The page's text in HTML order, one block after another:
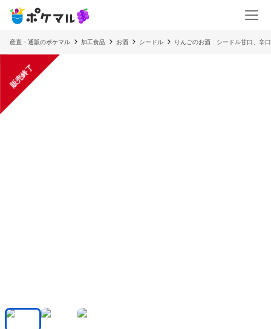
産直・通販のポケマル 加工食品 お酒 シードル りんごのお酒 シードル甘口、辛
販売終了